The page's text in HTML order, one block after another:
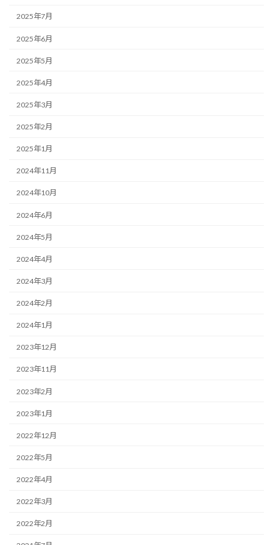
2025年7月
2025年6月
2025年5月
2025年4月
2025年3月
2025年2月
2025年1月
2024年11月
2024年10月
2024年6月
2024年5月
2024年4月
2024年3月
2024年2月
2024年1月
2023年12月
2023年11月
2023年2月
2023年1月
2022年12月
2022年5月
2022年4月
2022年3月
2022年2月